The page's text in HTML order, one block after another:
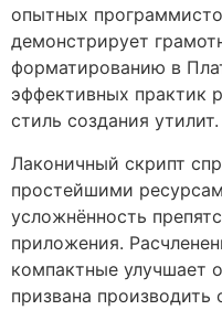
опытных
демонстрирует
форматированию в
эффективных практик
стиль создания утилит.
Лаконичный скрипт
простейшими
усложнённость
приложения.
компактные улучшает
призвана производить